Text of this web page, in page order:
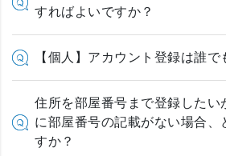
すればよいですか？
【個人】アカウント登録は誰で
住所を部屋番号まで登録したい
に部屋番号の記載がない場合、
すか？